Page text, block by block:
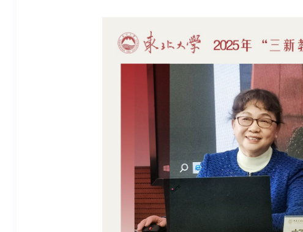
辽宁省卓越工程师培养联合体在东北大学成立